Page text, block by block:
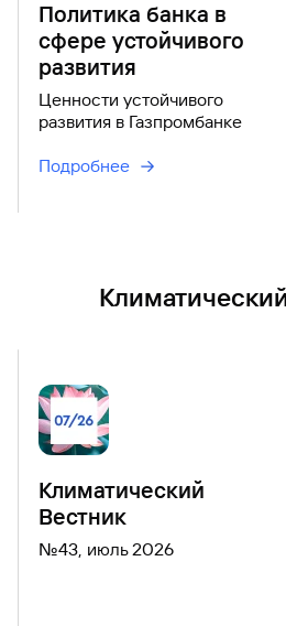
Политика банка в
сфере устойчивого
развития
Ценности устойчивого
развития в Газпромбанке
Подробнее
Климатический
Вестник
№43, июль 2026